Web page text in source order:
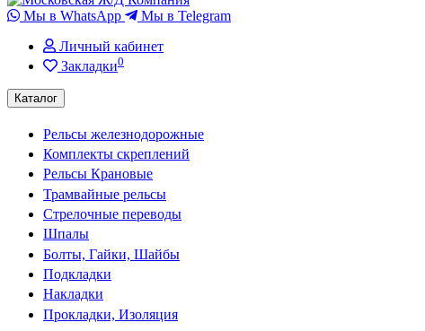
Мы в WhatsApp
Мы в Telegram
Личный кабинет
Закладки0
Каталог
Рельсы железнодорожные
Комплекты скреплений
Рельсы Крановые
Трамвайные рельсы
Стрелочные переводы
Шпалы
Болты, Гайки, Шайбы
Подкладки
Накладки
Прокладки, Изоляция